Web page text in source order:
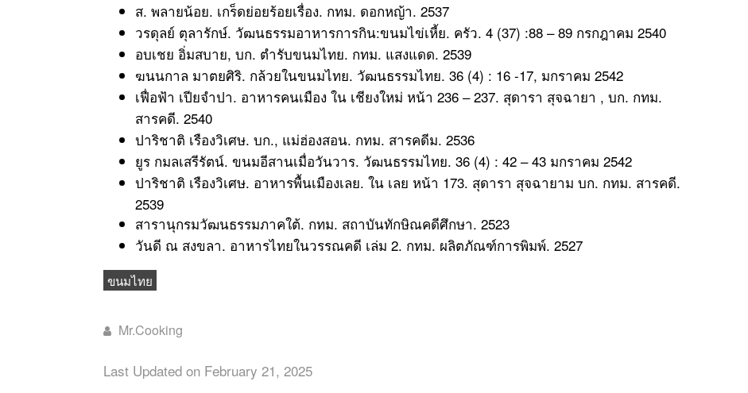
ส. พลายน้อย. เกร็ดย่อยร้อยเรื่อง. กทม. ดอกหญ้า. 2537
วรดุลย์ ตุลารักษ์. วัฒนธรรมอาหารการกิน:ขนมไข่เหี้ย. ครัว. 4 (37) :88 – 89 กรกฎาคม 2540
อบเชย อิ่มสบาย, บก. ตำรับขนมไทย. กทม. แสงแดด. 2539
ฆนนกาล มาตยศิริ. กล้วยในขนมไทย. วัฒนธรรมไทย. 36 (4) : 16 -17, มกราคม 2542
เฟื่อฟ้า เปียจำปา. อาหารคนเมือง ใน เชียงใหม่ หน้า 236 – 237. สุดารา สุจฉายา , บก. กทม.
สารคดี. 2540
ปาริชาติ เรืองวิเศษ. บก., แม่ฮ่องสอน. กทม. สารคดีม. 2536
ยูร กมลเสรีรัตน์. ขนมอีสานเมื่อวันวาร. วัฒนธรรมไทย. 36 (4) : 42 – 43 มกราคม 2542
ปาริชาติ เรืองวิเศษ. อาหารพื้นเมืองเลย. ใน เลย หน้า 173. สุดารา สุจฉายาม บก. กทม. สารคดี.
2539
สารานุกรมวัฒนธรรมภาคใต้. กทม. สถาบันทักษิณคดีศึกษา. 2523
วันดี ณ สงขลา. อาหารไทยในวรรณคดี เล่ม 2. กทม. ผลิตภัณฑ์การพิมพ์. 2527
ขนมไทย
Mr.Cooking
Last Updated on February 21, 2025